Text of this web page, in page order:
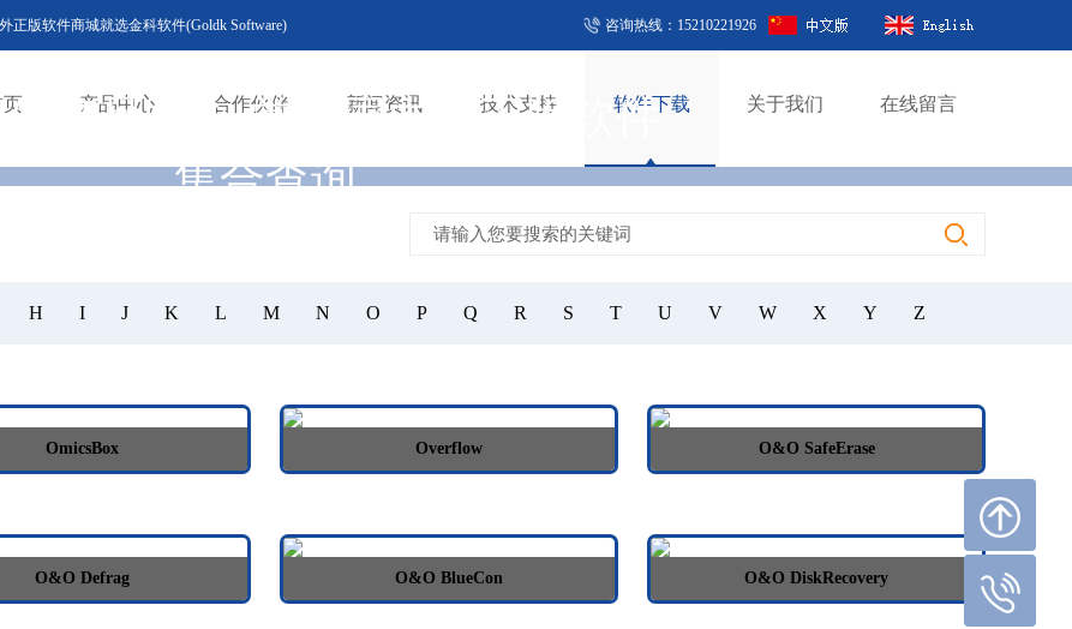
正版软件商城就选金科软件(Goldk Software) 咨询热线：15210221926
页 产品中心 合作伙伴 新闻资讯 技术支持 软件下载 关于我们 在线留言
件产品中心-常用国内外正版软件
集合查询
H I J K L M N O P Q R S T U V W X Y Z
OmicsBox Overflow O&O SafeErase
O&O Defrag O&O BlueCon O&O DiskRecovery 回到顶部